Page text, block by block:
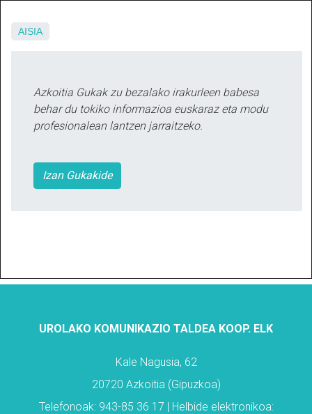
AISIA
Azkoitia Gukak zu bezalako irakurleen babesa
behar du tokiko informazioa euskaraz eta modu
profesionalean lantzen jarraitzeko.
Izan Gukakide
UROLAKO KOMUNIKAZIO TALDEA KOOP. ELK
Kale Nagusia, 62
20720 Azkoitia (Gipuzkoa)
Telefonoak: 943-85 36 17 | Helbide elektronikoa: